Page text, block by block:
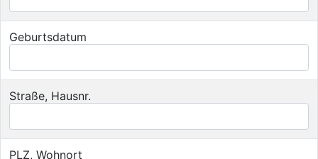
Geburtsdatum
Straße, Hausnr.
PLZ, Wohnort